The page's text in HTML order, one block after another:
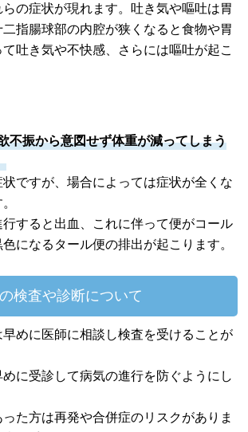
の症状が現れます。吐き気や嘔吐は胃
指腸球部の内腔が狭くなると食物や胃
吐き気や不快感、さらには嘔吐が起こ
不振から意図せず体重が減ってしまう
状ですが、場合によっては症状が全くな
すると出血、これに伴って便がコール
になるタール便の排出が起こります。
検査や診断について
めに医師に相談し検査を受けることが
に受診して病気の進行を防ぐようにし
た方は再発や合併症のリスクがありま